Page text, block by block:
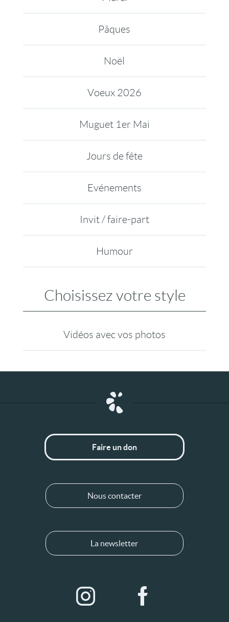
Pâques
Noël
Voeux 2026
Muguet 1er Mai
Jours de fête
Evénements
Invit / faire-part
Humour
Choisissez votre style
Vidéos avec vos photos
Faire un don
Nous contacter
La newsletter